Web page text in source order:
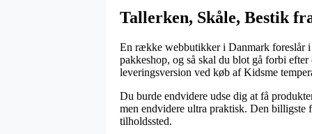
Tallerken, Skåle, Bestik
En række webbutikker i Danmark foreslår
pakkeshop, og så skal du blot gå forbi
leveringsversion ved køb af Kidsme
Du burde endvidere udse dig at få
men endvidere ultra praktisk. Den billigste
tilholdssted.